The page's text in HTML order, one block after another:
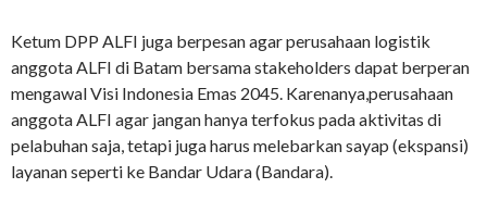
Ketum DPP ALFI juga berpesan agar perusahaan logistik
anggota ALFI di Batam bersama stakeholders dapat berperan
mengawal Visi Indonesia Emas 2045. Karenanya,perusahaan
anggota ALFI agar jangan hanya terfokus pada aktivitas di
pelabuhan saja, tetapi juga harus melebarkan sayap (ekspansi)
layanan seperti ke Bandar Udara (Bandara).